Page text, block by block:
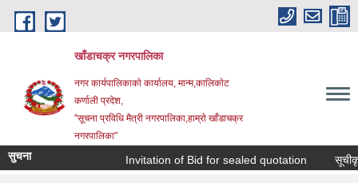
Skip to main content
खाँडाचक्र नगरपालिका
नगर कार्यपालिकाकाे कार्यालय, मान्म,कालिकाेट
क‍र्णाली प्रदेश,
"सूचना प्रविधि मैत्री नगरपालिका,हाम्राे खाँडाचक्र
नगरपालिका"
सुचना Invitation of Bid for sealed quotation सूचीकृत